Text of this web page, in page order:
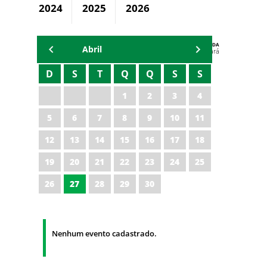
2024 2025 2026
AGENDA
Polícia Militar do Ceará
Abril
D S T Q Q S S
1 2 3
4
5
6 7 8 9 10
11
12
13 14 15 16 17
18
19
20 21 22 23 24
25
26
27 28 29 30
Nenhum evento cadastrado.